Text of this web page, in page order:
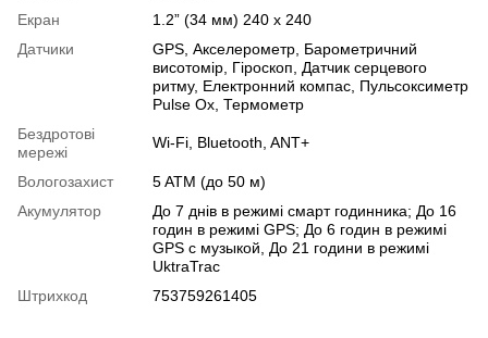
Екран
1.2” (34 мм) 240 x 240
Датчики
GPS Акселерометр Барометричний
висотомір Гіроскоп
Датчик серцевого
ритму, Електронний компас Пульсоксиметр
Pulse Ox Термометр
Бездротові
мережі
Wi-Fi Bluetooth ANT+
Вологозахист
5 ATM (до 50 м)
Акумулятор
До 7 днів в режимі смарт годинника; До 16
годин в режимі GPS; До 6 годин в режимі
GPS с музыкой, До 21 години в режимі
UktraTrac
Штрихкод
753759261405